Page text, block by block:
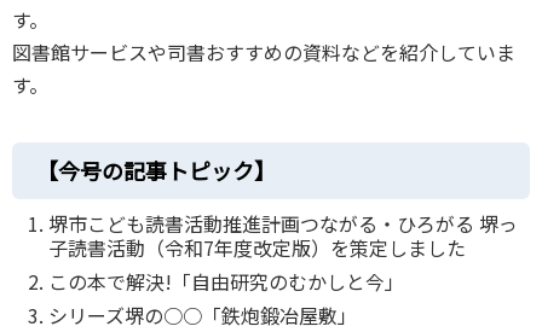
す。
図書館サービスや司書おすすめの資料などを紹介していま
す。
【今号の記事トピック】
堺市こども読書活動推進計画つながる・ひろがる 堺っ
子読書活動（令和7年度改定版）を策定しました
この本で解決!「自由研究のむかしと今」
シリーズ堺の○○「鉄炮鍛冶屋敷」